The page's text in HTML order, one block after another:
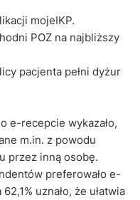
mojeIKP.
POZ na najbliższy
pacjenta pełni dyżur
e-recepcie wykazało,
m.in. z powodu
przez inną osobę.
preferowało e-
uznało, że ułatwia